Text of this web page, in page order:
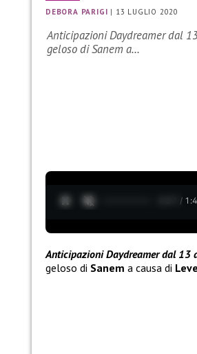
DEBORA PARIGI | 13 LUGLIO 2020
Anticipazioni Daydreamer dal
geloso di Sanem a…
0:28 /
Anticipazioni Daydreamer dal 13
geloso di Sanem a causa di